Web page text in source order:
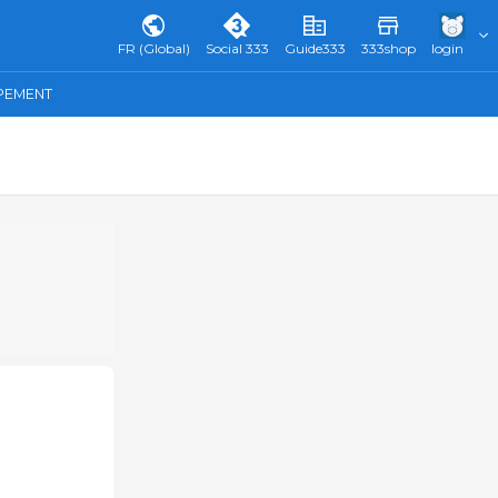
FR (Global) Social 333 Guide333 333shop login